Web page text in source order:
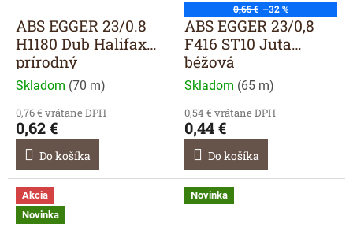
ABS EGGER 23/0.8
H1180 Dub Halifax
prírodný
Skladom (70 m)
0,76 € vrátane DPH
0,62 €
Do košíka
0,65 € –32 %
ABS EGGER 23/0,8
F416 ST10 Juta
béžová
Skladom (65 m)
0,54 € vrátane DPH
0,44 €
Do košíka
Akcia
Novinka
Novinka